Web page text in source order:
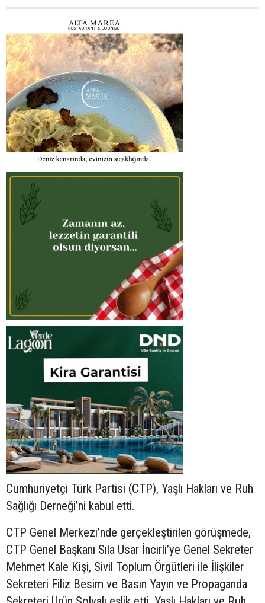
Cumhuriyetçi Türk Partisi (CTP), Yaşlı Hakları ve Ruh
Sağlığı Derneği’ni kabul etti.
CTP Genel Merkezi’nde gerçekleştirilen görüşmede,
CTP Genel Başkanı Sıla Usar İncirli’ye Genel Sekreter
Mehmet Kale Kişi, Sivil Toplum Örgütleri ile İlişkiler
Sekreteri Filiz Besim ve Basın Yayın ve Propaganda